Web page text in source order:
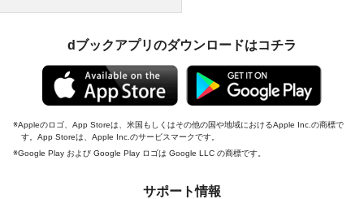
dブックアプリのダウンロードはコチラ
Appleのロゴ、App Storeは、米国もしくはその他の国や地域におけるApple Inc.の商標で
す。App Storeは、Apple Inc.のサービスマークです。
Google Play および Google Play ロゴは Google LLC の商標です。
サポート情報